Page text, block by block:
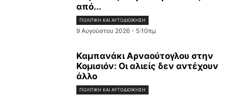
από...
ΠΟΛΙΤΙΚΉ ΚΑΙ ΑΥΤΟΔΙΟΊΚΗΣΗ
9 Αυγούστου 2026 - 5:10πμ
Καμπανάκι Αρναούτογλου στην
Κομισιόν: Οι αλιείς δεν αντέχουν
άλλο
ΠΟΛΙΤΙΚΉ ΚΑΙ ΑΥΤΟΔΙΟΊΚΗΣΗ